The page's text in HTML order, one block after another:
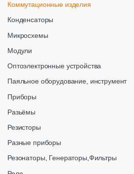
Коммутационные изделия
Конденсаторы
Микросхемы
Модули
Оптоэлектронные устройства
Паяльное оборудование, инструмент
Приборы
Разьёмы
Резисторы
Разные приборы
Резонаторы, Генераторы,Фильтры